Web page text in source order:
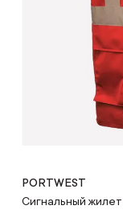
PORTWEST
Сигнальный